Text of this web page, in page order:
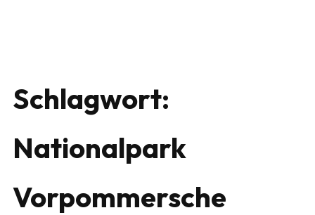
Schlagwort:
Nationalpark
Vorpommersche